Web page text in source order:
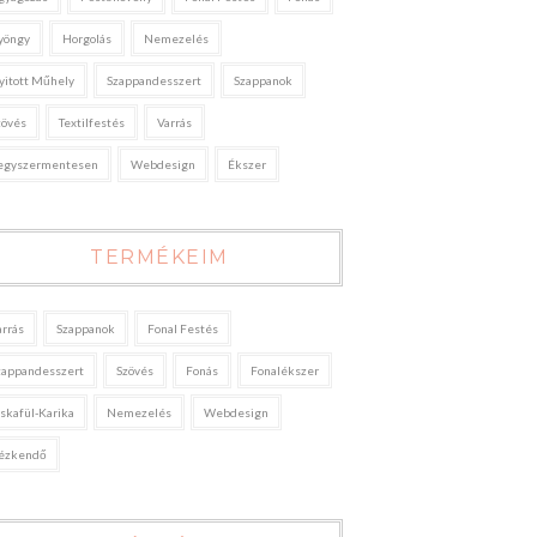
Horgolás Nemezelés
Műhely Szappandesszert Szappanok
Textilfestés Varrás
Webdesign Ékszer
TERMÉKEIM
Szappanok Fonal Festés
Szövés Fonás Fonalékszer
Karika Nemezelés Webdesign